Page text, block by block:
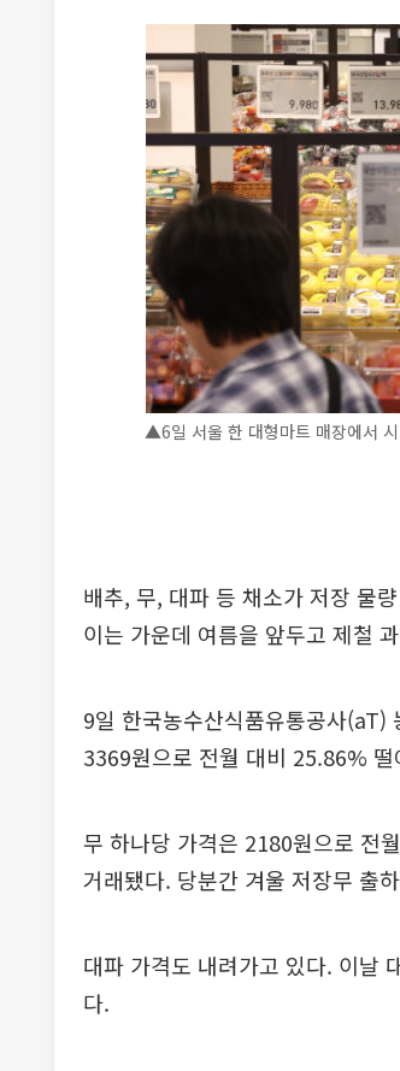
▲6일 서울 한 대형마트 매장에서
배추, 무, 대파 등 채소가 저장 물
이는 가운데 여름을 앞두고 제철
9일 한국농수산식품유통공사(aT)
3369원으로 전월 대비 25.86%
무 하나당 가격은 2180원으로 전
거래됐다. 당분간 겨울 저장무 출
대파 가격도 내려가고 있다. 이날
다.